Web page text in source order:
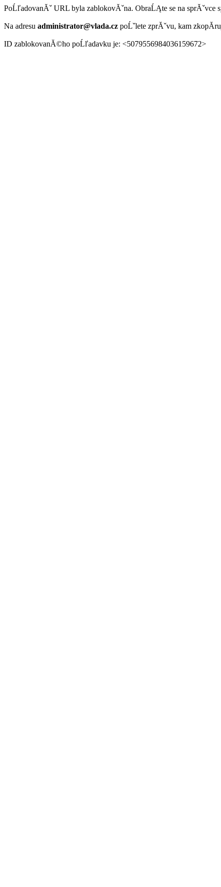
PoĹľadovanĂˇ URL byla zablokovĂˇna. ObraĹĄte se na sprĂˇvce
Na adresu administrator@vlada.cz poĹˇlete zprĂˇvu, kam
ID zablokovanĂ©ho poĹľadavku je: <5079556984036159672>